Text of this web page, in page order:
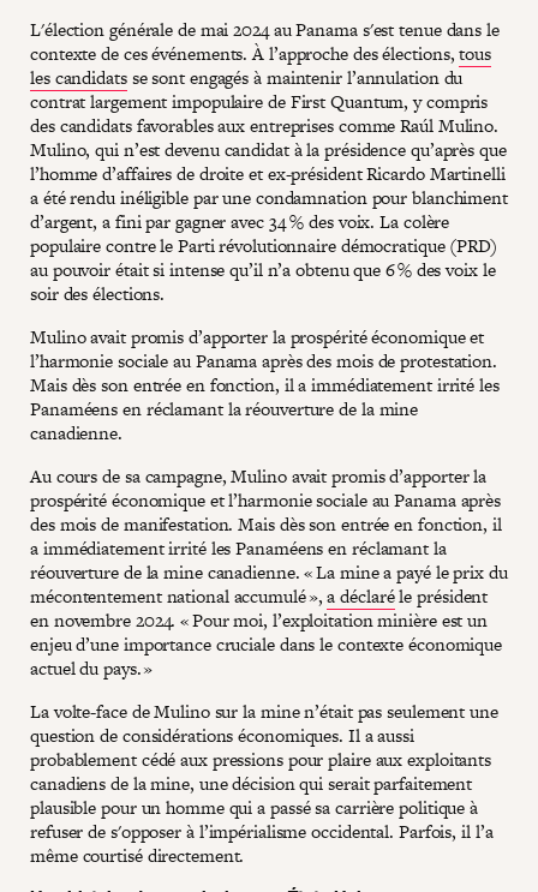
L'élection générale de mai 2024 au Panama s'est tenue dans le
contexte de ces événements. À l’approche des élections,tous
les candidatsse sont engagés à maintenir l’annulation du
contrat largement impopulaire de First Quantum, y compris
des candidats favorables aux entreprises comme Raúl Mulino.
Mulino, qui n’est devenu candidat à la présidence qu’après que
l’homme d’affaires de droite et ex-président Ricardo Martinelli
a été rendu inéligible par une condamnation pour blanchiment
d’argent, a fini par gagner avec 34 % des voix. La colère
populaire contre le Parti révolutionnaire démocratique (PRD)
au pouvoir était si intense qu’il n’a obtenu que 6 % des voix le
soir des élections.
Mulino avait promis d’apporter la prospérité économique et
l’harmonie sociale au Panama après des mois de protestation.
Mais dès son entrée en fonction, il a immédiatement irrité les
Panaméens en réclamant la réouverture de la mine
canadienne.
Au cours de sa campagne, Mulino avait promis d’apporter la
prospérité économique et l’harmonie sociale au Panama après
des mois de manifestation. Mais dès son entrée en fonction, il
a immédiatement irrité les Panaméens en réclamant la
réouverture de la mine canadienne. « La mine a payé le prix du
mécontentement national accumulé »,a déclaréle président
en novembre 2024. « Pour moi, l’exploitation minière est un
enjeu d’une importance cruciale dans le contexte économique
actuel du pays. »
La volte-face de Mulino sur la mine n’était pas seulement une
question de considérations économiques. Il a aussi
probablement cédé aux pressions pour plaire aux exploitants
canadiens de la mine, une décision qui serait parfaitement
plausible pour un homme qui a passé sa carrière politique à
refuser de s'opposer à l’impérialisme occidental. Parfois, il l’a
même courtisé directement.